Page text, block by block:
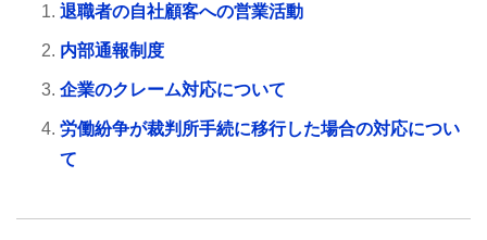
退職者の自社顧客への営業活動
内部通報制度
企業のクレーム対応について
労働紛争が裁判所手続に移行した場合の対応につい
て